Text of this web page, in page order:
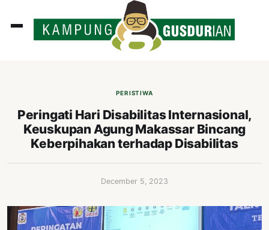
PERISTIWA
Peringati Hari Disabilitas Internasional,
Keuskupan Agung Makassar Bincang
Keberpihakan terhadap Disabilitas
December 5, 2023